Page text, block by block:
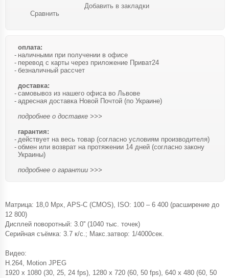
Сравнить
Добавить в закладки
оплата:
наличными при получении в офисе
перевод с карты через приложение Приват24
безналичный рассчет
доставка:
самовывоз из нашего офиса во Львове
адресная доставка Новой Почтой (по Украине)
подробнее о доставке >>>
гарантия:
действует на весь товар (согласно условиям производителя)
обмен или возврат на протяжении 14 дней (согласно закону
Украины)
подробнее о гарантии >>>
Матрица: 18,0 Mpx, APS-C (CMOS), ISO: 100 – 6 400 (расширение до
12 800)
Дисплей поворотный: 3.0'' (1040 тыс. точек)
Серийная съёмка: 3.7 к/с.; Макс.затвор: 1/4000сек.
Видео:
H.264, Motion JPEG
1920 x 1080 (30, 25, 24 fps), 1280 x 720 (60, 50 fps), 640 x 480 (60, 50